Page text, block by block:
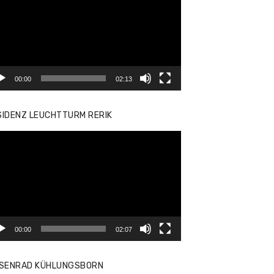
00:00 02:13
LEUCHTTURM RERIK
00:00 02:07
KÜHLUNGSBORN